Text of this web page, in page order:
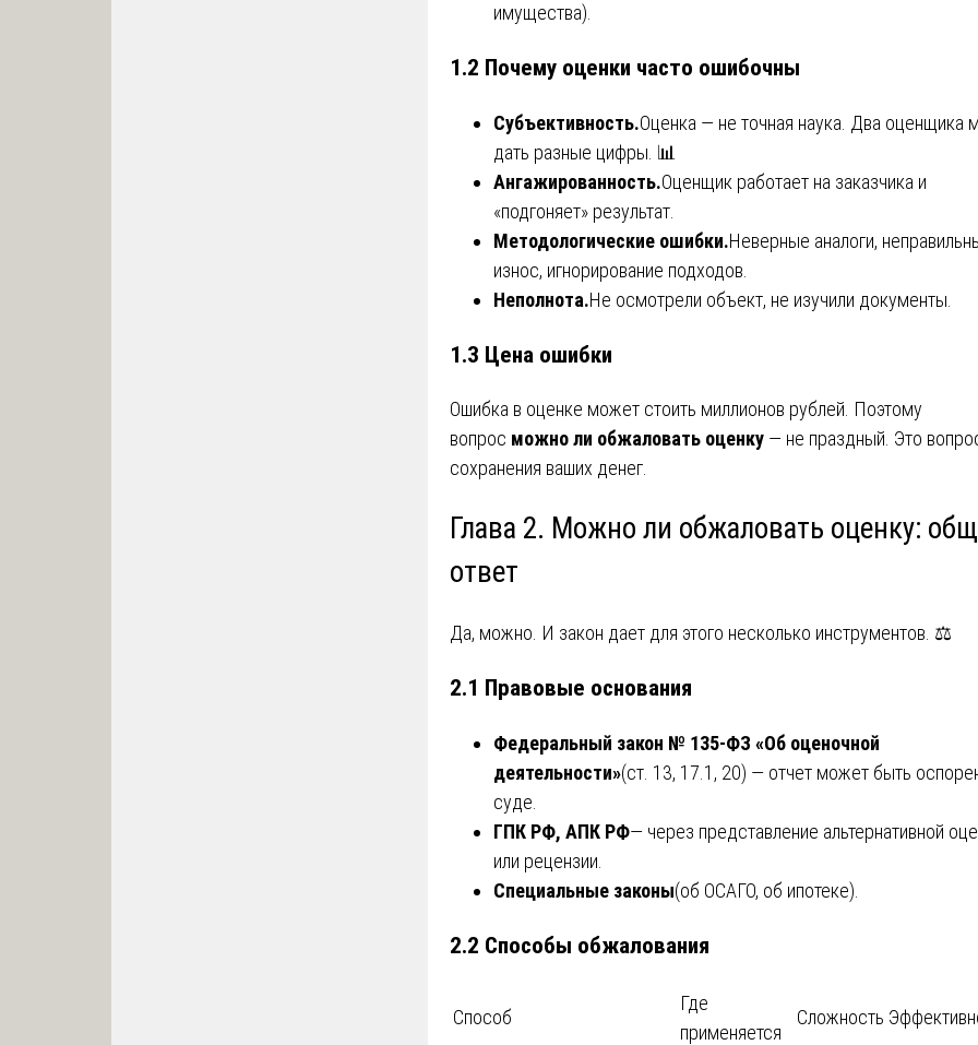
имущества).
1.2 Почему оценки часто ошибочны
Субъективность.Оценка — не точная наука. Два оценщика
дать разные цифры. 📊
Ангажированность.Оценщик работает на заказчика и
«подгоняет» результат.
Методологические ошибки.Неверные аналоги,
износ, игнорирование подходов.
Неполнота.Не осмотрели объект, не изучили документы.
1.3 Цена ошибки
Ошибка в оценке может стоить миллионов рублей. Поэтому
вопрос можно ли обжаловать оценку — не праздный. Это
сохранения ваших денег.
Глава 2. Можно ли обжаловать оценку:
ответ
Да, можно. И закон дает для этого несколько инструментов. ⚖️
2.1 Правовые основания
Федеральный закон № 135-ФЗ «Об оценочной
деятельности»(ст. 13, 17.1, 20) — отчет может быть
суде.
ГПК РФ, АПК РФ— через представление альтернативной
или рецензии.
Специальные законы(об ОСАГО, об ипотеке).
2.2 Способы обжалования
Способ
Где
применяется
Сложность